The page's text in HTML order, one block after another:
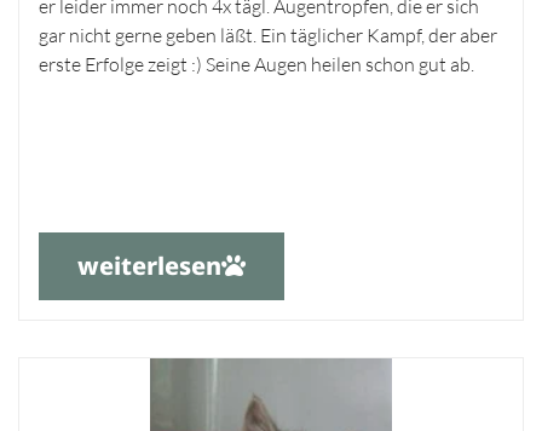
er leider immer noch 4x tägl. Augentropfen, die er sich
gar nicht gerne geben läßt. Ein täglicher Kampf, der aber
erste Erfolge zeigt :) Seine Augen heilen schon gut ab.
weiterlesen